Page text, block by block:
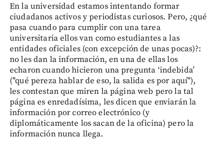
En la universidad estamos intentando formar
ciudadanos activos y periodistas curiosos. Pero, ¿qué
pasa cuando para cumplir con una tarea
universitaria ellos van como estudiantes a las
entidades oficiales (con excepción de unas pocas)?:
no les dan la información, en una de ellas los
echaron cuando hicieron una pregunta ‘indebida’
("qué pereza hablar de eso, la salida es por aquí"),
les contestan que miren la página web pero la tal
página es enredadísima, les dicen que enviarán la
información por correo electrónico (y
diplomáticamente los sacan de la oficina) pero la
información nunca llega.